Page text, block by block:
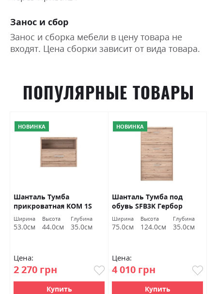
Занос и сбор
Занос и сборка мебели в цену товара не
входят. Цена сборки зависит от вида товара.
ПОПУЛЯРНЫЕ ТОВАРЫ
НОВИНКА
Шанталь Тумба
прикроватная KOM 1S
Гербор
Ширина
53.0см
Высота
44.0см
Глубина
35.0см
Цена:
2 270 грн
Купить
НОВИНКА
Шанталь Тумба под
обувь SFB3K Гербор
Ширина
75.0см
Высота
124.0см
Глубина
35.0см
Цена:
4 010 грн
Купить